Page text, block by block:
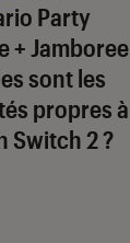
Party
+ Jamboree
sont les
propres à
Switch 2 ?